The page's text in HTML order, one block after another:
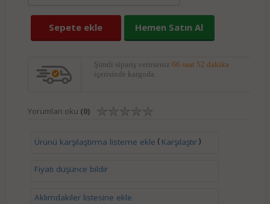
Sepete ekle Hemen Satın Al
Şimdi sipariş verirseniz 66 saat 52 dakika
içerisinde kargoda.
Yorumları oku (0)
Ürünü karşılaştırma listeme ekle ( Karşılaştır)
Fiyatı düşünce bildir
Aklımdakiler listesine ekle